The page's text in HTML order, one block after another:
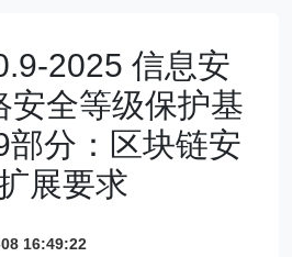
2025 信息安
安全等级保护基
部分：区块链安
展要求
16:49:22